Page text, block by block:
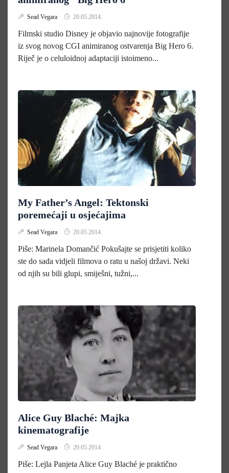
Sead Vegara 20.05.2014.
Filmski studio Disney je objavio najnovije fotografije
iz svog novog CGI animiranog ostvarenja Big Hero 6.
Riječ je o celuloidnoj adaptaciji istoimeno...
My Father’s Angel: Tektonski
poremećaji u osjećajima
Sead Vegara 20.05.2014.
Piše: Marinela Domančić Pokušajte se prisjetiti koliko
ste do sada vidjeli filmova o ratu u našoj državi. Neki
od njih su bili glupi, smiješni, tužni,...
Alice Guy Blaché: Majka
kinematografije
Sead Vegara 20.05.2014.
Piše: Lejla Panjeta Alice Guy Blaché je praktično